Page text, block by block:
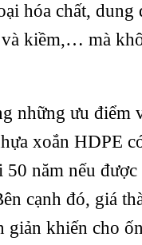
hóa chất, dung
kiềm,… mà
những ưu điểm
xoắn HDPE
50 năm nếu
cạnh đó, giá
giản khiến cho